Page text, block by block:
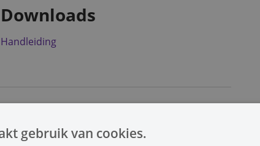
Downloads
Handleiding
gebruik van cookies.